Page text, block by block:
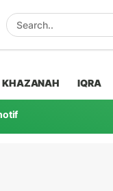
KHAZANAH IQRA